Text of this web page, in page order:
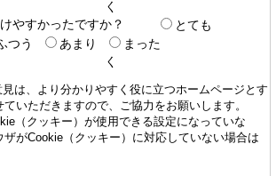
く
やすかったですか？
とても
つう あまり
まった
く
は、より分かりやすく役に立つホームページとす
いただきますので、ご協力をお願いします。
（クッキー）が使用できる設定になっていな
ザがCookie（クッキー）に対応していない場合は